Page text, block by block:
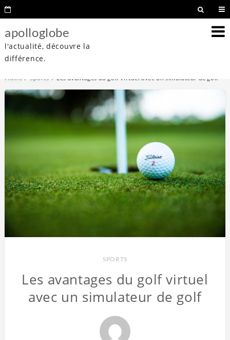
apolloglobe
l'actualité, découvre la
différence.
Home Sports Les avantages du golf virtuel avec un simulateur de golf
SPORTS
Les avantages du golf virtuel
avec un simulateur de golf